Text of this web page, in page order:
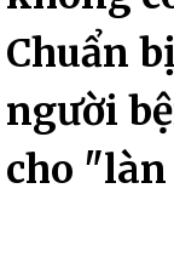
Chuẩn
người
cho